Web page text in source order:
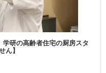
学研の高齢者住宅の厨房スタ
ん】